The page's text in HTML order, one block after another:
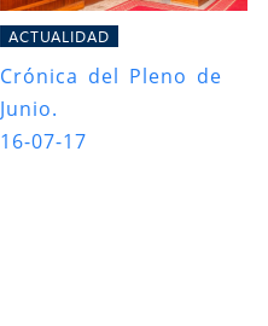
ACTUALIDAD
Crónica del Pleno de
Junio.
16-07-17